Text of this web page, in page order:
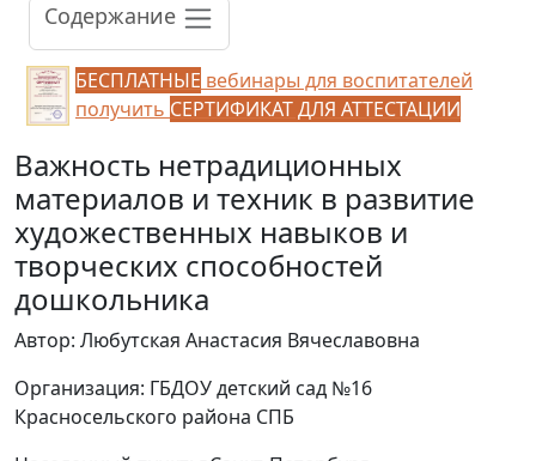
Содержание
БЕСПЛАТНЫЕ вебинары для воспитателей
получить СЕРТИФИКАТ ДЛЯ АТТЕСТАЦИИ
Важность нетрадиционных
материалов и техник в развитие
художественных навыков и
творческих способностей
дошкольника
Автор: Любутская Анастасия Вячеславовна
Организация: ГБДОУ детский сад №16
Красносельского района СПБ